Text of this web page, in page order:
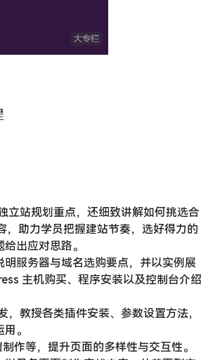
立站规划重点，还细致讲解如何挑选合
，助力学员把握建站节奏，选好得力的
出应对思路。
服务器与域名选购要点，并以实例展
主机购买、程序安装以及控制台介绍
教授各类插件安装、参数设置方法，
。
作等，提升页面的多样性与交互性。